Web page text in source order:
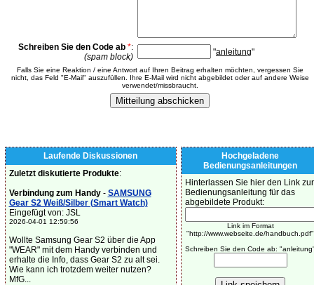
Schreiben Sie den Code ab *:
(spam block)
"anleitung"
Falls Sie eine Reaktion / eine Antwort auf Ihren Beitrag erhalten möchten, vergessen Sie
nicht, das Feld "E-Mail" auszufüllen. Ihre E-Mail wird nicht abgebildet oder auf andere Weise
verwendet/missbraucht.
Laufende Diskussionen
Zuletzt diskutierte Produkte:
Verbindung zum Handy- SAMSUNG
Gear S2 Weiß/Silber (Smart Watch)
Eingefügt von: JSL
2026-04-01 12:59:56
Wollte Samsung Gear S2 über die App
"WEAR" mit dem Handy verbinden und
erhalte die Info, dass Gear S2 zu alt sei.
Wie kann ich trotzdem weiter nutzen?
MfG...
Hochgeladene
Bedienungsanleitungen
Hinterlassen Sie hier den Link zur
Bedienungsanleitung für das
abgebildete Produkt:
Link im Format
"http://www.webseite.de/handbuch.pdf"
Schreiben Sie den Code ab: